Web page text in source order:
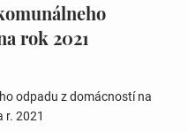
rok 2021
odpadu z domácností na
r. 2021